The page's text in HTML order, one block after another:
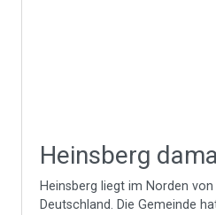
Heinsberg
Heinsberg liegt im Norden
Deutschland. Die Gemeinde